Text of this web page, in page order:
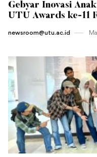
Gebyar Inovasi
UTU Awards ke-11
newsroom@utu.ac.id